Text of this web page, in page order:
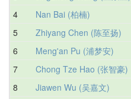
4
Nan Bai (柏楠)
5
Zhiyang Chen (陈至扬)
6
Meng'an Pu (浦梦安)
7
Chong Tze Hao (张智豪)
8
Jiawen Wu (吴嘉文)